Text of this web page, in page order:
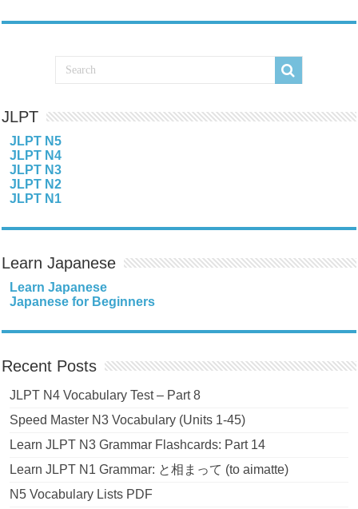
JLPT
JLPT N5
JLPT N4
JLPT N3
JLPT N2
JLPT N1
Learn Japanese
Learn Japanese
Japanese for Beginners
Recent Posts
JLPT N4 Vocabulary Test – Part 8
Speed Master N3 Vocabulary (Units 1-45)
Learn JLPT N3 Grammar Flashcards: Part 14
Learn JLPT N1 Grammar: と相まって (to aimatte)
N5 Vocabulary Lists PDF